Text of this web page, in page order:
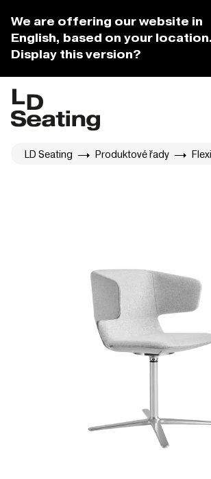
We are offering our website in
English, based on your location.
Display this version?
LD Seating Produktové řady